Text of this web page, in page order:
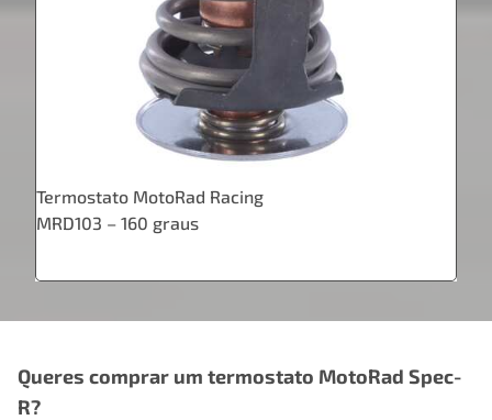
Termostato MotoRad Racing
MRD103 – 160 graus
Queres comprar um termostato MotoRad Spec-
R?